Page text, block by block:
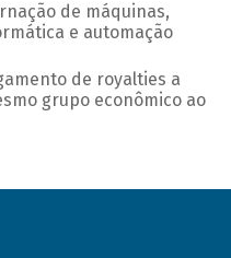
de máquinas,
e automação
de royalties a
grupo econômico ao